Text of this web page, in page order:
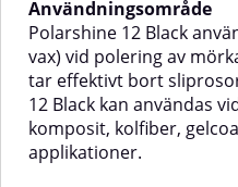
blandning av nytt och gammalt
färgarbeteLämpliga
ytor:KlarlackTopplackMed Mirka
Polarshine 5 får du en
professionell, högblank finish
varje gång – det självklara valet
för alla som vill ta sin polering till
nästa nivå.
Användningsområde
Polarshine 12 Black
vax) vid polering av
tar effektivt bort
12 Black kan användas
komposit, kolfiber,
applikationer.